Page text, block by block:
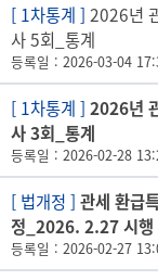
[ 1차통계 ] 2026년
사 5회_통계
등록일 : 2026-03-04
[ 1차통계 ] 2026년
사 3회_통계
등록일 : 2026-02-28
[ 법개정 ] 관세 환급
정_2026. 2.27 시행
등록일 : 2026-02-27